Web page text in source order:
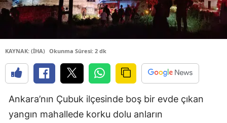
KAYNAK: (İHA) Okunma Süresi: 2 dk
Ankara’nın Çubuk ilçesinde boş bir evde çıkan
yangın mahallede korku dolu anların